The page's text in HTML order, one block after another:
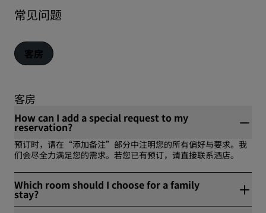
常见问题
客房
客房
How can I add a special request to my
reservation?
预订时，请在“添加备注”部分中注明您的所有偏好与要求。我
们会尽全力满足您的需求。若您已有预订，请直接联系酒店。
Which room should I choose for a family
stay?